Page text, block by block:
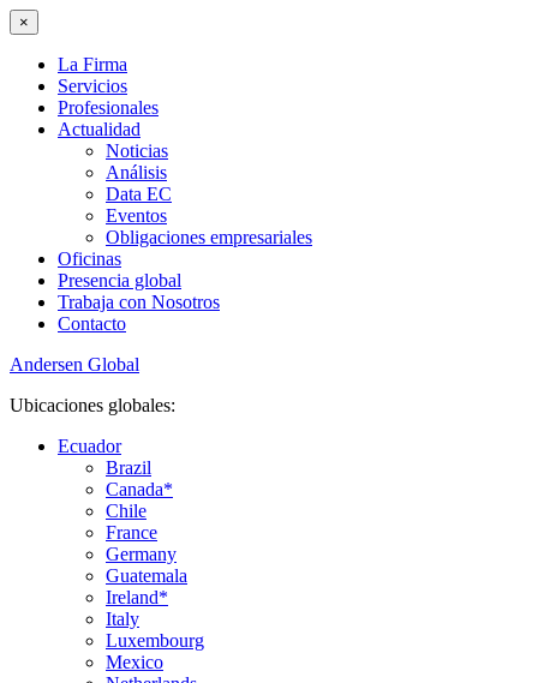
×
La Firma
Servicios
Profesionales
Actualidad
Noticias
Análisis
Data EC
Eventos
Obligaciones empresariales
Oficinas
Presencia global
Trabaja con Nosotros
Contacto
Andersen Global
Ubicaciones globales:
Ecuador
Brazil
Canada*
Chile
France
Germany
Guatemala
Ireland*
Italy
Luxembourg
Mexico